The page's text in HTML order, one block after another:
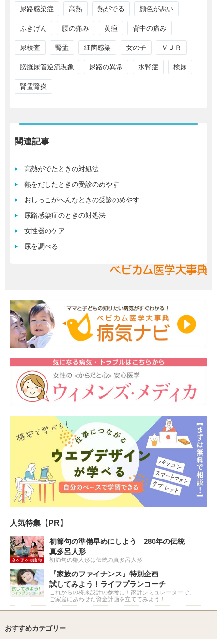
尿路感染症 高熱 熱がでる 顔色が悪い
ふきげん 腰の痛み 黄疸 背中の痛み
尿検査 腎盂 細菌感染 女の子 ＶＵＲ
膀胱尿管逆流現象 尿路の異常 水腎症 検尿
腎盂腎炎
関連記事
高熱がでたときの対処法
熱をだしたときの受診のめやす
おしっこがへんなときの受診のめやす
尿路感染症のときの対処法
女性器のケア
尿を調べる
人気特集【PR】
初節句の準備早めにしよう 280年の伝統
真多呂人形
初節句の雛人形は伝統の真多呂人形
『家族のファイナンス』特別企画
試してみよう！ライフプランコーチ
これからの将来設計の参考に！家計シミュレーターで、
ご家庭にあわせた資金計画を立ててみよう！
おすすめカテゴリー